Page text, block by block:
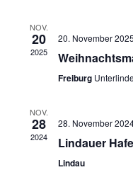
NOV.
20
2025
20. November
Freiburg
NOV.
28
2024
28. November
Lindauer
Lindau